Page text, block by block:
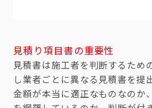
見積り項目書の重要性
見積書は施工者を判断するため
し業者ごとに異なる見積書を提
金額が本当に適正なものなのか